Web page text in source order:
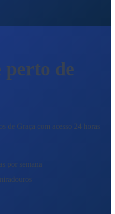
perto de
de Graça com acesso 24 horas
por semana